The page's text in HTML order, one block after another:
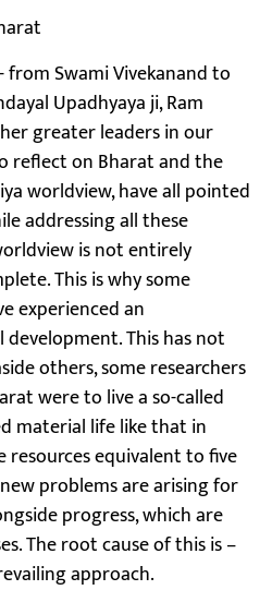
Swami Vivekanand to
Upadhyaya ji, Ram
greater leaders in our
reflect on Bharat and the
worldview, have all pointed
addressing all these
is not entirely
This is why some
experienced an
This has not
others, some researchers
were to live a so-called
material life like that in
equivalent to five
problems are arising for
progress, which are
The root cause of this is –
approach.